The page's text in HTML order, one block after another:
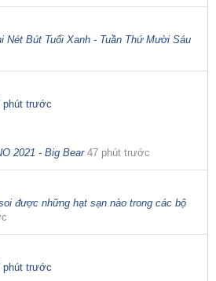
Nét Bút Tuổi Xanh - Tuần Thứ Mười Sáu
phút trước
2021 - Big Bear 47 phút trước
được những hạt sạn nào trong các bộ
phút trước